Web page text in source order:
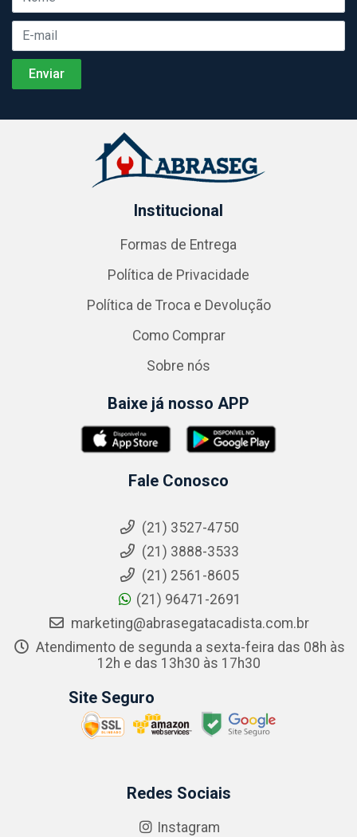
Institucional
Formas de Entrega
Política de Privacidade
Política de Troca e Devolução
Como Comprar
Sobre nós
Baixe já nosso APP
Fale Conosco
(21) 3527-4750
(21) 3888-3533
(21) 2561-8605
(21) 96471-2691
marketing@abrasegatacadista.com.br
Atendimento de segunda a sexta-feira das 08h às
12h e das 13h30 às 17h30
Site Seguro
Redes Sociais
Instagram